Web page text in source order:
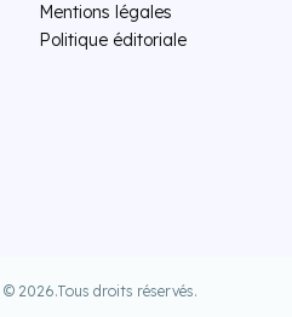
Mentions légales
Politique éditoriale
© 2026.Tous droits réservés.